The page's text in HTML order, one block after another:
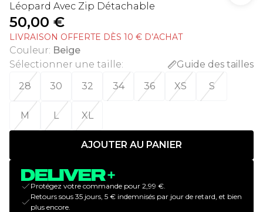
Léopard Avec Zip Détachable
50,00 €
LIVRAISON OFFERTE DÈS 10 € D’ACHAT
Couleur: Beige
Sélectionner une taille:
Guide des tailles
28
30 32 34 36 XS S
M L XL
AJOUTER AU PANIER
Protégez votre commande pour 2,99 €.
Retours sous 35 jours, 5 € indemnisés par jour de retard, et bien
plus encore.